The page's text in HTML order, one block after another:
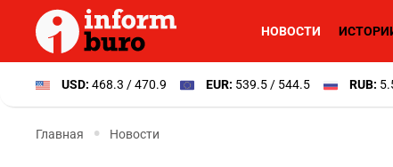
НОВОСТИ
USD: 468.3 / 470.9 EUR: 539.5 / 544.5 RUB:
Главная Новости